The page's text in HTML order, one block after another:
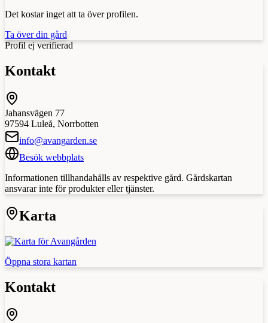
Det kostar inget att ta över profilen.
Ta över din gård
Profil ej verifierad
Kontakt
Jahansvägen 77
97594 Luleå, Norrbotten
info@avangarden.se
Besök webbplats
Informationen tillhandahålls av respektive gård. Gårdskartan
ansvarar inte för produkter eller tjänster.
Karta
Öppna stora kartan
Kontakt